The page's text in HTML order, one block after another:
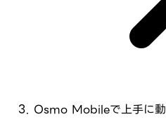
Osmo Mobileで上手に